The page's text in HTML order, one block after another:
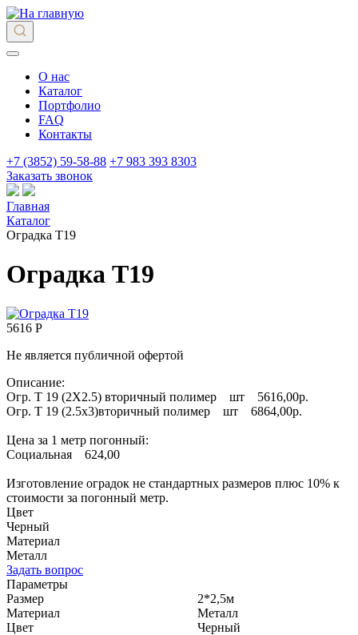
О нас
Каталог
Портфолио
FAQ
Контакты
+7 (3852) 59-58-88 +7 983 393 8303
Заказать звонок
Главная
Каталог
Оградка Т19
Оградка Т19
5616 Р
Не является публичной офертой
Описание:
Огр. Т 19 (2Х2.5) вторичный полимер шт 5616,00р.
Огр. Т 19 (2.5х3)вторичный полимер шт 6864,00р.
Цена за 1 метр погонный:
Социальная 624,00
Изготовление оградок не стандартных размеров плюс 10% к
стоимости за погонный метр.
Цвет
Черный
Материал
Металл
Задать вопрос
Параметры
Размер
2*2,5м
Материал
Металл
Цвет
Черный